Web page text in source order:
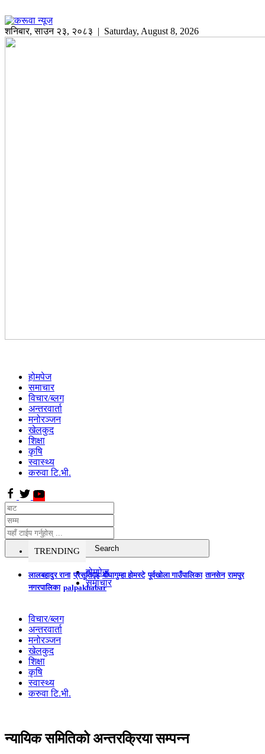
शनिबार,साउन २३, २०८३ | Saturday, August 8, 2026
होमपेज
समाचार
विचार/ब्लग
अन्तरवार्ता
मनोरञ्जन
खेलकुद
शिक्षा
कृषि
स्वास्थ्य
करुवा टि.भी.
TRENDING
लालबहादुर राना प्रसूतिगृह बौघागुम्हा होमस्टे पूर्वखोला गाउँपालिका तानसेन रामपुर
नगरपालिका palpakhabar
होमपेज
समाचार
विचार/ब्लग
अन्तरवार्ता
मनोरञ्जन
खेलकुद
शिक्षा
कृषि
स्वास्थ्य
करुवा टि.भी.
न्यायिक समितिको अन्तरक्रिया सम्पन्न